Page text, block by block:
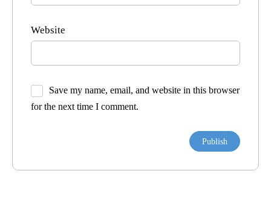
Website
Save my name, email, and website in this browser
for the next time I comment.